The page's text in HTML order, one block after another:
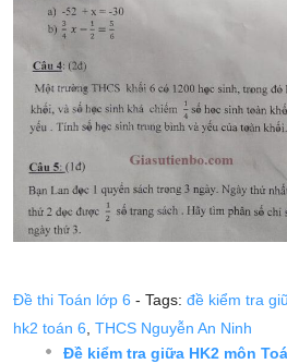
Đề thi Toán lớp 6 - Tags: đề kiểm tra
hk2 toán 6 THCS Nguyễn An Ninh
Đề kiểm tra giữa HK2 môn